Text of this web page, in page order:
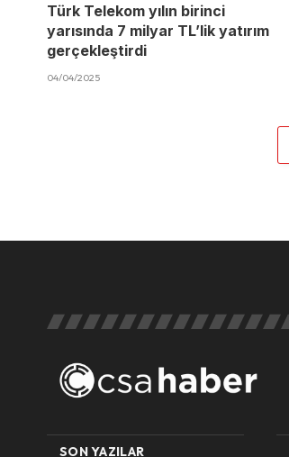
Türk Telekom yılın birinci
yarısında 7 milyar TL’lik yatırım
gerçekleştirdi
04/04/2025
SON YAZILAR